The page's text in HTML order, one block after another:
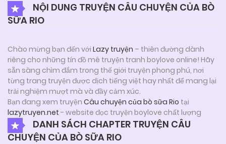
NỘI DUNG TRUYỆN CÂU CHUYỆN CỦA BÒ
SỮA RIO
Chào mừng bạn đến với Lazy truyện – thiên đường dành
riêng cho những tín đồ mê truyện tranh boylove online! Hãy
sẵn sàng chìm đắm trong thế giới truyện phong phú, nơi
từng trang truyện được dịch tiếng việt hay nhất để mang lại
trải nghiệm mượt mà và đầy cảm xúc.
Bạn đang xem truyện Câu chuyện của bò sữa Rio tại
lazytruyen.net - website đọc truyện boylove chất lượng
DANH SÁCH CHAPTER TRUYỆN CÂU
CHUYỆN CỦA BÒ SỮA RIO